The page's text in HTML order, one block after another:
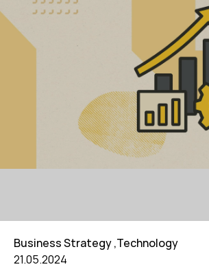
Business Strategy,Technology
21.05.2024